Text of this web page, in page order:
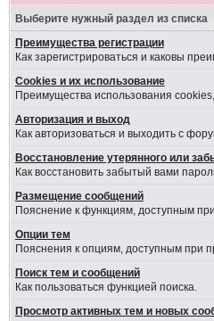
Выберите нужный раздел из списка
Преимущества регистрации
Как зарегистрироваться и каковы
Cookies и их использование
Преимущества использования
Авторизация и выход
Как авторизоваться и выходить с
Восстановление утерянного или
Как восстановить забытый вами
Размещение сообщений
Пояснение к функциям, доступным
Опции тем
Пояснения к опциям, доступным при
Поиск тем и сообщений
Как пользоваться функцией поиска.
Просмотр активных тем и новых